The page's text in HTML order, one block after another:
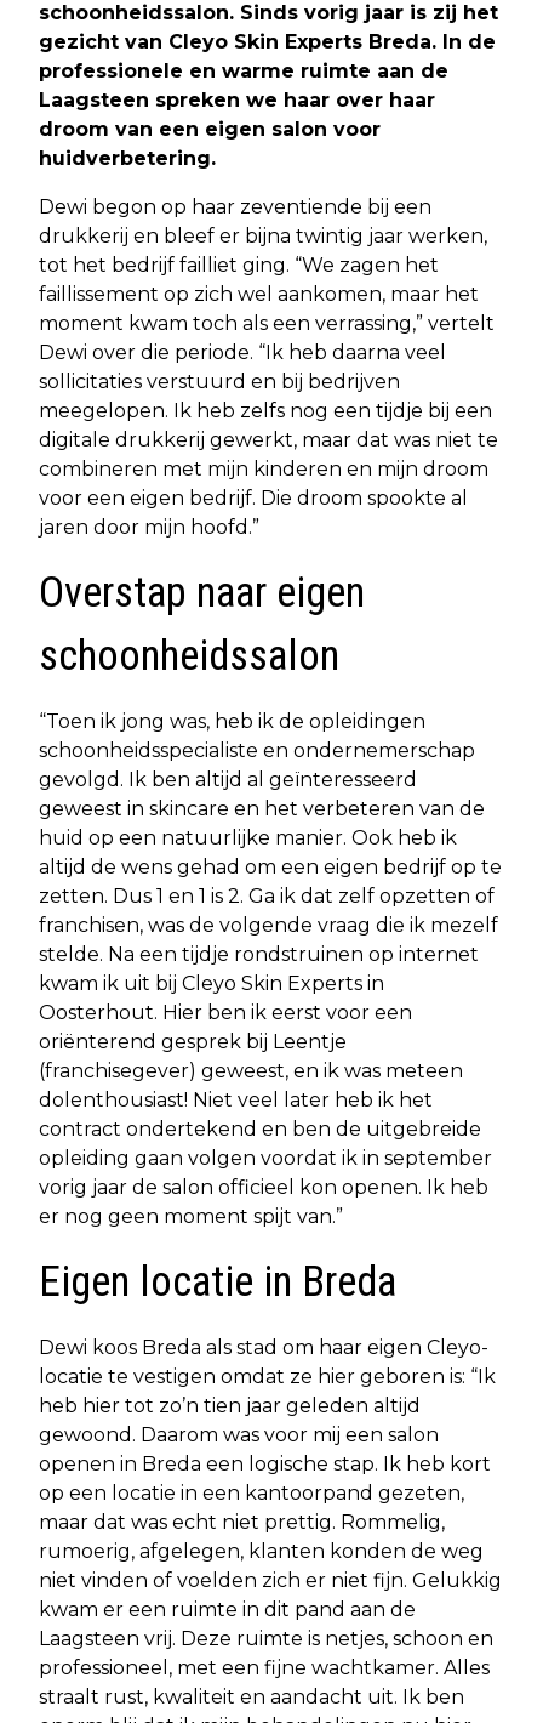
schoonheidssalon. Sinds vorig jaar is zij het
gezicht van Cleyo Skin Experts Breda. In de
professionele en warme ruimte aan de
Laagsteen spreken we haar over haar
droom van een eigen salon voor
huidverbetering.
Dewi begon op haar zeventiende bij een
drukkerij en bleef er bijna twintig jaar werken,
tot het bedrijf failliet ging. “We zagen het
faillissement op zich wel aankomen, maar het
moment kwam toch als een verrassing,” vertelt
Dewi over die periode. “Ik heb daarna veel
sollicitaties verstuurd en bij bedrijven
meegelopen. Ik heb zelfs nog een tijdje bij een
digitale drukkerij gewerkt, maar dat was niet te
combineren met mijn kinderen en mijn droom
voor een eigen bedrijf. Die droom spookte al
jaren door mijn hoofd.”
Overstap naar eigen
schoonheidssalon
“Toen ik jong was, heb ik de opleidingen
schoonheidsspecialiste en ondernemerschap
gevolgd. Ik ben altijd al geïnteresseerd
geweest in skincare en het verbeteren van de
huid op een natuurlijke manier. Ook heb ik
altijd de wens gehad om een eigen bedrijf op te
zetten. Dus 1 en 1 is 2. Ga ik dat zelf opzetten of
franchisen, was de volgende vraag die ik mezelf
stelde. Na een tijdje rondstruinen op internet
kwam ik uit bij Cleyo Skin Experts in
Oosterhout. Hier ben ik eerst voor een
oriënterend gesprek bij Leentje
(franchisegever) geweest, en ik was meteen
dolenthousiast! Niet veel later heb ik het
contract ondertekend en ben de uitgebreide
opleiding gaan volgen voordat ik in september
vorig jaar de salon officieel kon openen. Ik heb
er nog geen moment spijt van.”
Eigen locatie in Breda
Dewi koos Breda als stad om haar eigen Cleyo-
locatie te vestigen omdat ze hier geboren is: “Ik
heb hier tot zo’n tien jaar geleden altijd
gewoond. Daarom was voor mij een salon
openen in Breda een logische stap. Ik heb kort
op een locatie in een kantoorpand gezeten,
maar dat was echt niet prettig. Rommelig,
rumoerig, afgelegen, klanten konden de weg
niet vinden of voelden zich er niet fijn. Gelukkig
kwam er een ruimte in dit pand aan de
Laagsteen vrij. Deze ruimte is netjes, schoon en
professioneel, met een fijne wachtkamer. Alles
straalt rust, kwaliteit en aandacht uit. Ik ben